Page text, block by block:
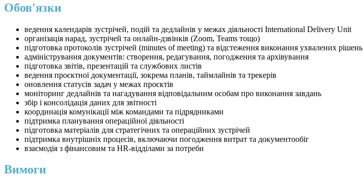
Обов'язки
ведення календарів зустрічей, подій та дедлайнів у межах діяльності International Delivery Unit
організація нарад, зустрічей та онлайн-дзвінків (Zoom, Teams тощо)
підготовка протоколів зустрічей (minutes of meeting) та відстеження виконання ухвалених рішень
адміністрування документів: створення, редагування, погодження та архівування
підготовка звітів, презентацій та службових листів
ведення проєктної документації, зокрема планів, таймлайнів та трекерів
оновлення статусів задач у межах проєктів
моніторинг дедлайнів та нагадування відповідальним особам про виконання завдань
збір і консолідація даних для звітності
координація комунікації між командами та підрядниками
підтримка планування операційної діяльності
підготовка матеріалів для стратегічних та операційних зустрічей
підтримка внутрішніх процесів, включаючи погодження витрат та документообіг
взаємодія з фінансовим та HR-відділами за потреби
Вимоги